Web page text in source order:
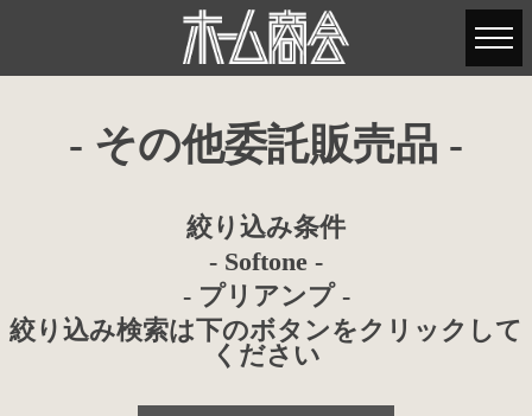
- その他委託販売品 -
絞り込み条件
- Softone -
- プリアンプ -
絞り込み検索は下のボタンをクリックして
ください